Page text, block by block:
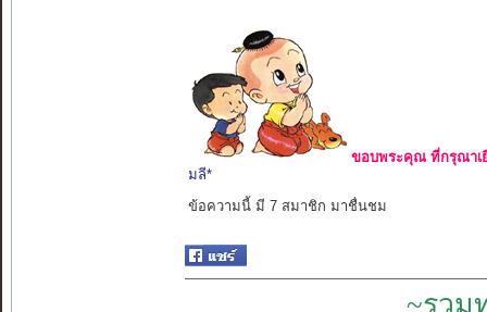
ขอบพระคุณ ที่กรุณาเ
มลี*
ข้อความนี้ มี 7 สมาชิก มาชื่นชม
~รวม